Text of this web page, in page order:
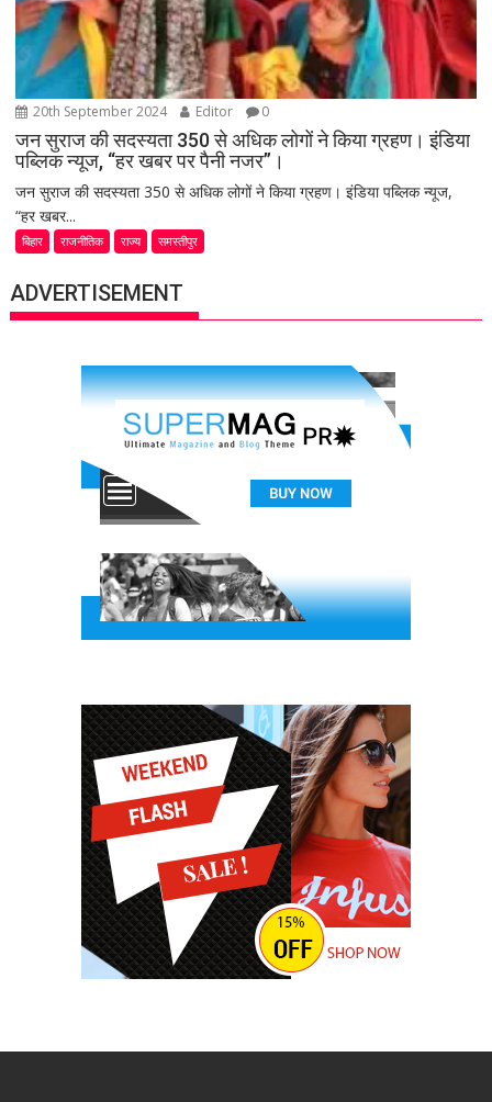
20th September 2024 Editor 0
जन सुराज की सदस्यता 350 से अधिक लोगों ने किया ग्रहण। इंडिया
पब्लिक न्यूज, “हर खबर पर पैनी नजर”।
जन सुराज की सदस्यता 350 से अधिक लोगों ने किया ग्रहण। इंडिया पब्लिक न्यूज,
“हर खबर...
बिहार राजनीतिक राज्य समस्तीपुर
ADVERTISEMENT